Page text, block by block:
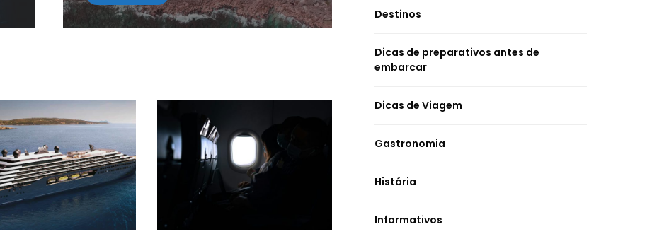
Destinos
Dicas de preparativos antes de
embarcar
Dicas de Viagem
Gastronomia
História
Informativos